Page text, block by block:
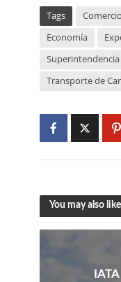
Tags
Economía
Transporte de
You may also like